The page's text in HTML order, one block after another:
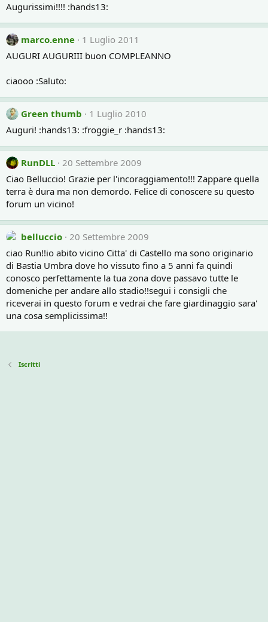
Augurissimi!!!! :hands13:
marco.enne
1 Luglio 2011
AUGURI AUGURIII buon COMPLEANNO
ciaooo ​:Saluto:
Green thumb
1 Luglio 2010
Auguri! :hands13: :froggie_r :hands13:
RunDLL 20 Settembre 2009
Ciao Belluccio! Grazie per l'incoraggiamento!!! Zappare quella
terra è dura ma non demordo. Felice di conoscere su questo
forum un vicino!
belluccio 20 Settembre 2009
ciao Run!!io abito vicino Citta' di Castello ma sono originario
di Bastia Umbra dove ho vissuto fino a 5 anni fa quindi
conosco perfettamente la tua zona dove passavo tutte le
domeniche per andare allo stadio!!segui i consigli che
riceverai in questo forum e vedrai che fare giardinaggio sara'
una cosa semplicissima!!
Iscritti